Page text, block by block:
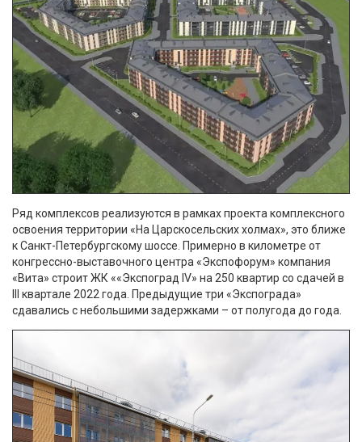
Ряд комплексов реализуются в рамках проекта комплексного
освоения территории «На Царскосельских холмах», это ближе
к Санкт-Петербургскому шоссе. Примерно в километре от
конгрессно-выставочного центра «Экспофорум» компания
«Вита» строит ЖК ««Экспоград IV» на 250 квартир со сдачей в
III квартале 2022 года. Предыдущие три «Экспограда»
сдавались с небольшими задержками – от полугода до года.